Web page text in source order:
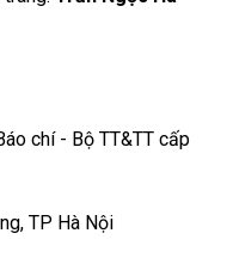
chí - Bộ TT&TT cấp
TP Hà Nội